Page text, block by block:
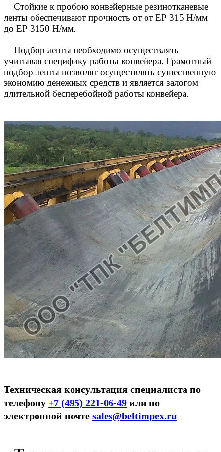
Стойкие к пробою конвейерные резинотканевые
ленты обеспечивают прочность от от ЕР 315 Н/мм
до ЕР 3150 Н/мм.
Подбор ленты необходимо осуществлять
учитывая специфику работы конвейера. Грамотный
подбор ленты позволят осуществлять существенную
экономию денежных средств и является залогом
длительной бесперебойной работы конвейера.
Техническая консультация специалиста по
телефону +7 (495) 221-06-49 или по
электронной почте sales@beltimpex.ru